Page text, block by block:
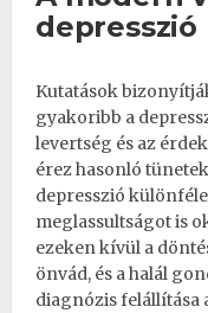
depresszió
Kutatások
gyakoribb a
levertség és az
érez hasonló
depresszió
meglassultságot is
ezeken kívül a
önvád, és a halál
diagnózis felállítása